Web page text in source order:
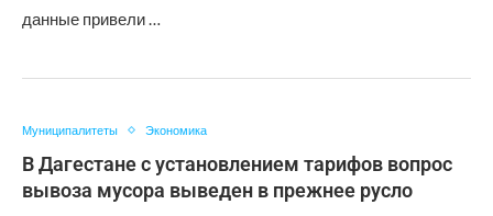
данные привели …
Муниципалитеты Экономика
В Дагестане с установлением тарифов вопрос
вывоза мусора выведен в прежнее русло